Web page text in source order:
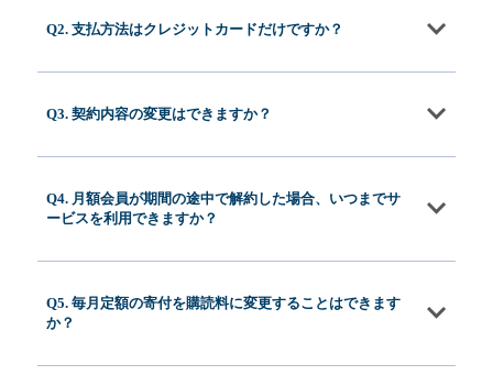
Q2. 支払方法はクレジットカードだけですか？
Q3. 契約内容の変更はできますか？
Q4. 月額会員が期間の途中で解約した場合、いつまでサ
ービスを利用できますか？
Q5. 毎月定額の寄付を購読料に変更することはできます
か？